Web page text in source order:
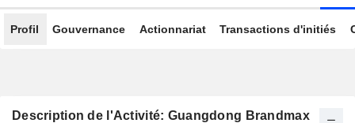
Profil Gouvernance Actionnariat Transactions d'initiés
Description de l'Activité: Guangdong Brandmax